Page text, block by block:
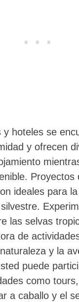
y hoteles se
y ofrecen
Proyectos
ideales para
las selvas
de
y la
puede
como
a caballo y el